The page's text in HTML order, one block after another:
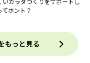
ホント？
もっと見る